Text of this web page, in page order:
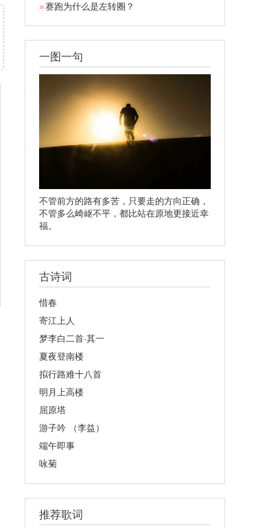
赛跑为什么是左转圈？
一图一句
不管前方的路有多苦，只要走的方向正确，
不管多么崎岖不平，都比站在原地更接近幸
福。
古诗词
惜春
寄江上人
梦李白二首·其一
夏夜登南楼
拟行路难十八首
明月上高楼
屈原塔
游子吟 （李益）
端午即事
咏菊
推荐歌词